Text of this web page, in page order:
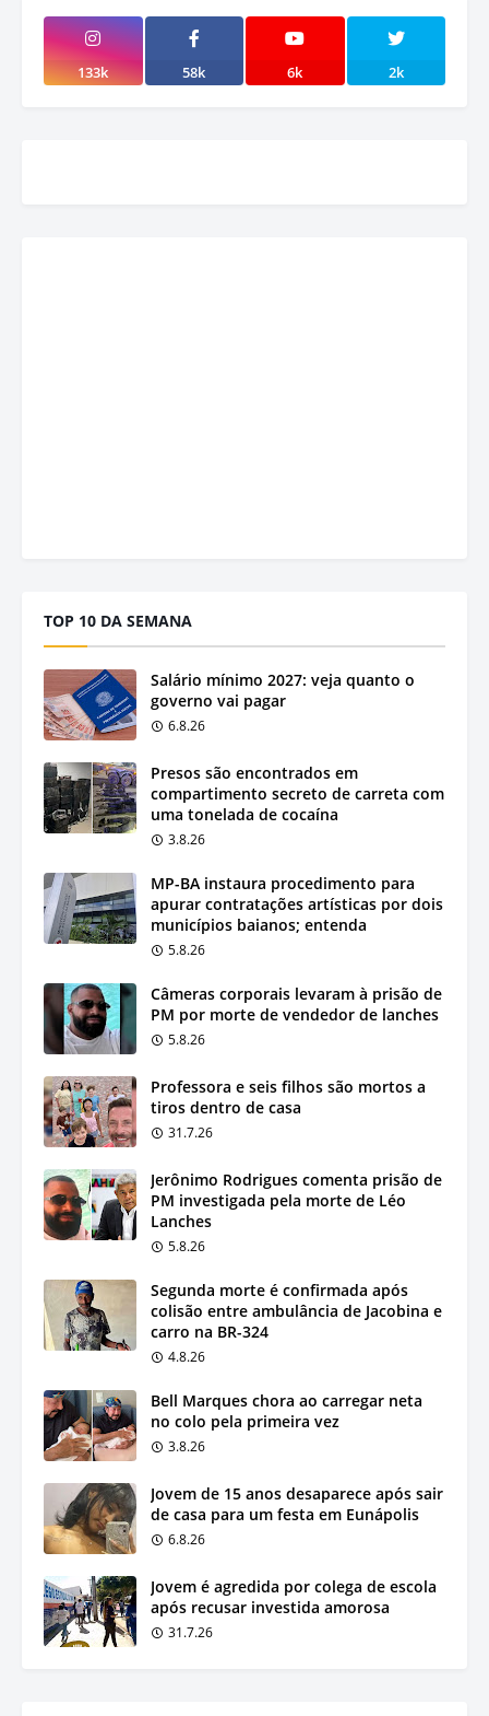
133k 58k 6k 2k
TOP 10 DA SEMANA
Salário mínimo 2027: veja quanto o
governo vai pagar
6.8.26
Presos são encontrados em
compartimento secreto de carreta com
uma tonelada de cocaína
3.8.26
MP-BA instaura procedimento para
apurar contratações artísticas por dois
municípios baianos; entenda
5.8.26
Câmeras corporais levaram à prisão de
PM por morte de vendedor de lanches
5.8.26
Professora e seis filhos são mortos a
tiros dentro de casa
31.7.26
Jerônimo Rodrigues comenta prisão de
PM investigada pela morte de Léo
Lanches
5.8.26
Segunda morte é confirmada após
colisão entre ambulância de Jacobina e
carro na BR-324
4.8.26
Bell Marques chora ao carregar neta
no colo pela primeira vez
3.8.26
Jovem de 15 anos desaparece após sair
de casa para um festa em Eunápolis
6.8.26
Jovem é agredida por colega de escola
após recusar investida amorosa
31.7.26